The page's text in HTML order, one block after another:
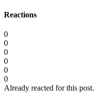
Reactions
0
0
0
0
0
0
Already reacted for this post.